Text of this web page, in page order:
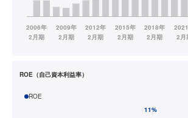
ROE（自己資本利益率）
ROE